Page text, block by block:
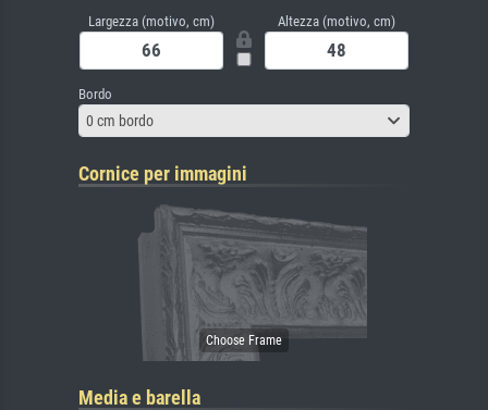
Largezza (motivo, cm) Altezza (motivo, cm)
Bordo
0 cm bordo
Cornice per immagini
Media e barella